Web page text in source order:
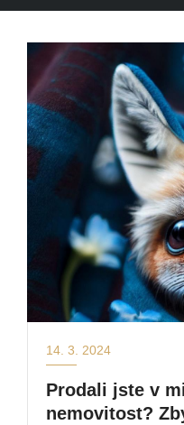
14. 3. 2024
Prodali jste v
nemovitost?